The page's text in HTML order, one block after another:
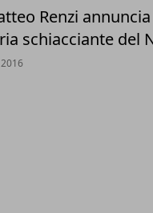
Renzi
schiacciante del